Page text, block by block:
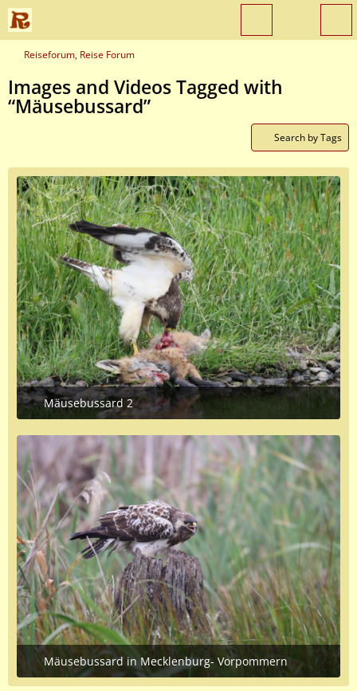
Reiseforum, Reise Forum
Images and Videos Tagged with
“Mäusebussard”
Search by Tags
Mäusebussard 2
June 28, 2020 at 9:14 PM
Mäusebussard in Mecklenburg- Vorpommern
June 25, 2020 at 8:14 PM